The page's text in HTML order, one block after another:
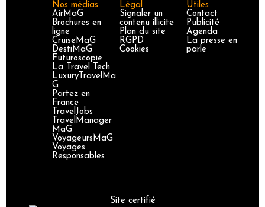
Nos médias
AirMaG
Brochures en
ligne
CruiseMaG
DestiMaG
Futuroscopie
La Travel Tech
LuxuryTravelMa
G
Partez en
France
TravelJobs
TravelManager
MaG
VoyageursMaG
Voyages
Responsables
Légal
Signaler un
contenu illicite
Plan du site
RGPD
Cookies
Utiles
Contact
Publicité
Agenda
La presse en
parle
Site certifié